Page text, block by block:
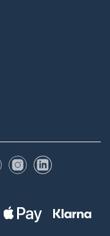
FacebookInstagram
LinkedIn